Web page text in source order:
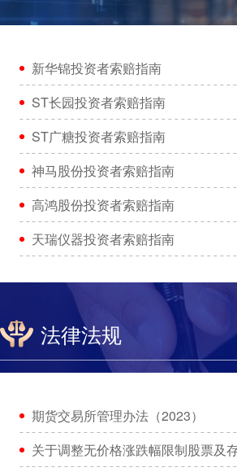
新华锦投资者索赔指南
ST长园投资者索赔指南
ST广糖投资者索赔指南
神马股份投资者索赔指南
高鸿股份投资者索赔指南
天瑞仪器投资者索赔指南
法律法规
期货交易所管理办法（2023）
关于调整无价格涨跌幅限制股票及